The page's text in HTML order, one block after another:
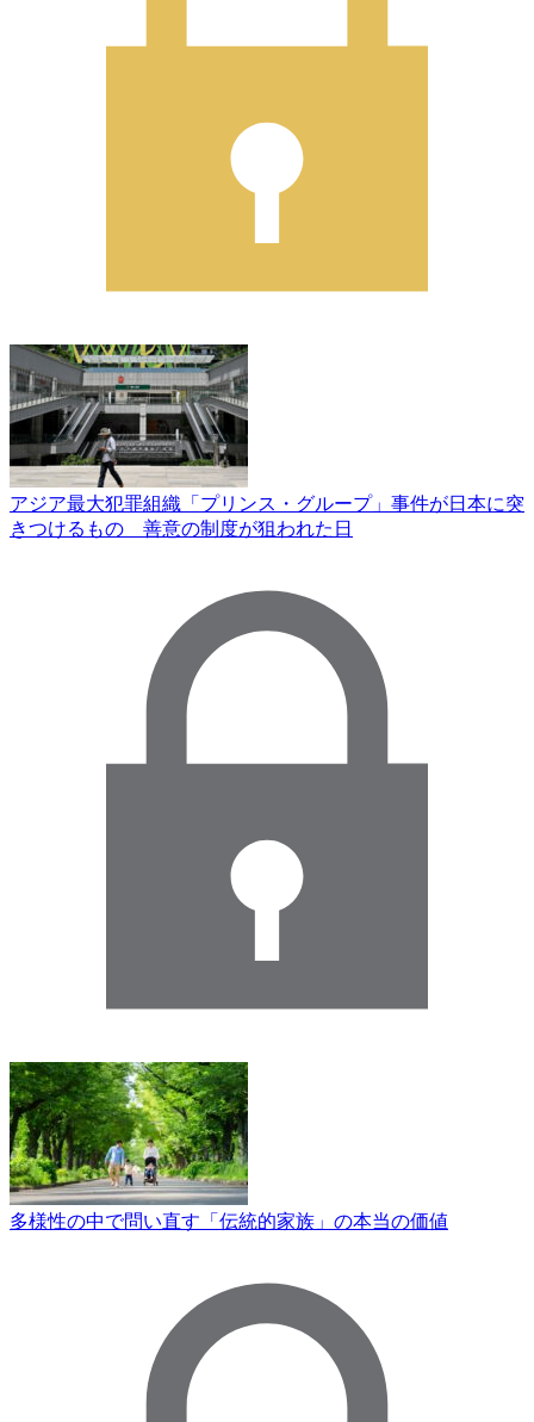
アジア最大犯罪組織「プリンス・グループ」事件が日本に突
きつけるもの 善意の制度が狙われた日
多様性の中で問い直す「伝統的家族」の本当の価値